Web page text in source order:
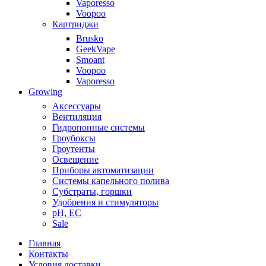
Vaporesso
Voopoo
Картриджи
Brusko
GeekVape
Smoant
Voopoo
Vaporesso
Growing
Аксессуары
Вентиляция
Гидропонные системы
Гроубоксы
Гроутенты
Освещение
Приборы автоматизации
Системы капельного полива
Субстраты, горшки
Удобрения и стимуляторы
pH, EC
Sale
Главная
Контакты